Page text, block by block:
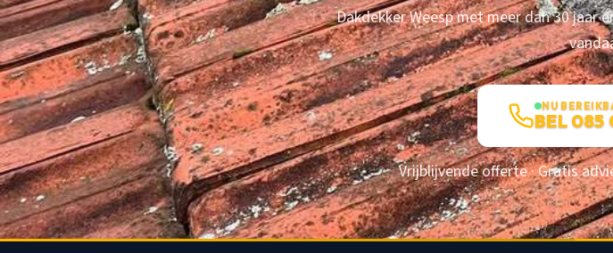
Dakdekker Weesp met meer dan 30 jaar
NU
BEL 085
Vrijblijvende offerte · Gratis